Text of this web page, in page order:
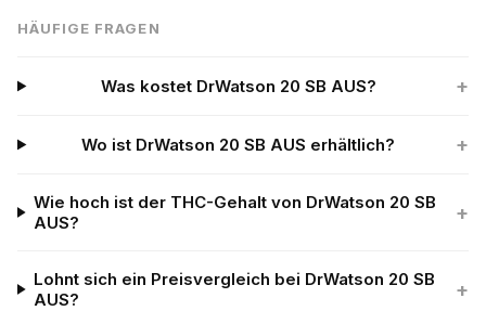
HÄUFIGE FRAGEN
Was kostet DrWatson 20 SB AUS? +
Wo ist DrWatson 20 SB AUS erhältlich? +
Wie hoch ist der THC-Gehalt von DrWatson 20 SB
AUS?
+
Lohnt sich ein Preisvergleich bei DrWatson 20 SB
AUS?
+